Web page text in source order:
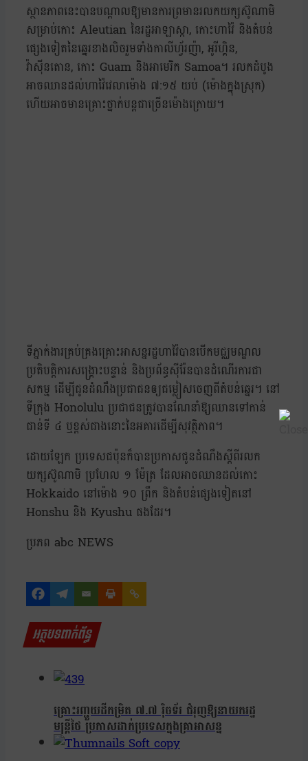
ស្ថានភាពនេះបានបណ្តាលឱ្យមានការព្រមានរលកយក្សស៊ូណាមិ
សម្រាប់កោះ Aleutian នៃរដ្ឋអាឡាស្កា, កោះហាវ៉ៃ និងតំបន់
ផ្សេងទៀតនៃឆ្នេរខាងលិចរួមទាំងកាលីហ្វ័រញ៉ា, អូរីហ្គិន,
វ៉ាស៊ីនតោន, កោះ Guam និងអាមេរិក Samoa។ រលកដំបូង
អាចឈានដល់ហាវ៉ៃវេលាម៉ោង ៧:១៥ យប់ (ម៉ោងក្នុងស្រុក)
ហើយអាចមានគ្រោះថ្នាក់បន្តជាច្រើនម៉ោងក្រោយ។
ទីភ្នាក់ងារគ្រប់គ្រងគ្រោះអាសន្នរដ្ឋហាវ៉ៃបានបើកមជ្ឈមណ្ឌល
ប្រតិបត្តិការសង្គ្រោះបន្ទាន់ និងប្រព័ន្ធស៊ីរ៉ែនបានដំណើរការជា
សកម្ម ដើម្បីជូនដំណឹងប្រជាជនឲ្យជម្លៀសចេញពីតំបន់ឆ្នេរ។ នៅ
ទីក្រុង Honolulu ប្រជាជនត្រូវបានណែនាំឱ្យឈានទៅកាន់
ជាន់ទី ៤ ឬខ្ពស់ជាងនោះនៃអគារដើម្បីសុវត្ថិភាព។
ដោយឡែក ប្រទេសជប៉ុនក៏បានប្រកាសជូនដំណឹងស្ដីពីរលក
យក្សស៊ូណាមិ ប្រហែល ១ ម៉ែត្រ ដែលអាចឈានដល់កោះ
Hokkaido នៅម៉ោង ១០ ព្រឹក និងតំបន់ផ្សេងទៀតនៅ
Honshu និង Kyushu ផងដែរ។
ប្រភព abc NEWS
អត្ថបទពាក់ព័ន្ធ
គ្រោះរញ្ជួយដីកម្រិត ៧.៧ រ៉ិចទ័រ ជំរុញឱ្យនាយករដ្ឋ
មន្ត្រីថៃ ប្រកាសដាក់ប្រទេសក្នុងគ្រាអាសន្ន